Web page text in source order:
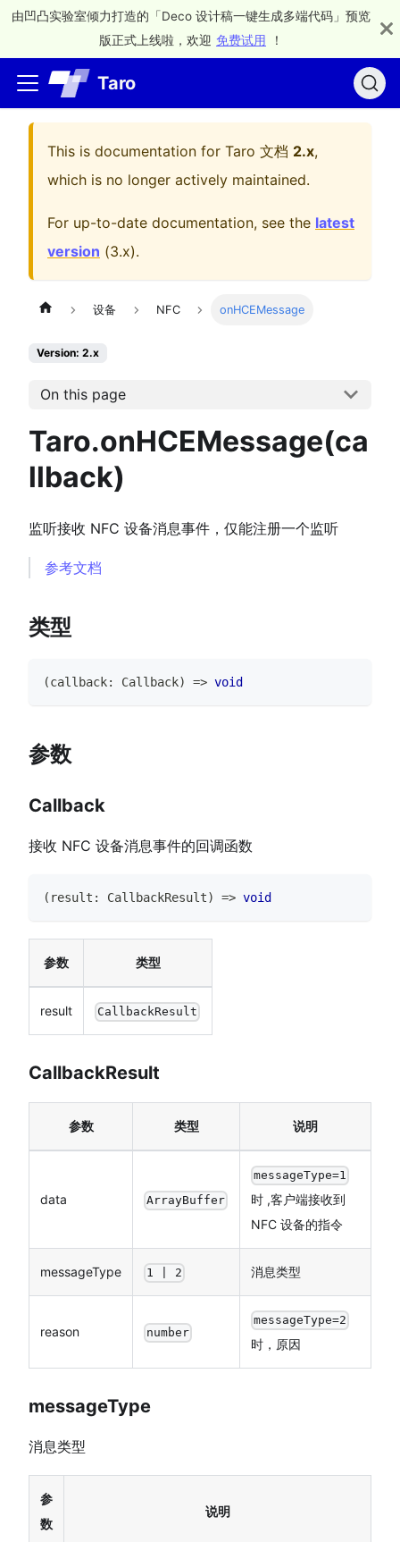
由凹凸实验室倾力打造的「Deco 设计稿一键生成多端代码」预览
版正式上线啦，欢迎 免费试用 ！
Taro
This is documentation for Taro 文档 2.x,
which is no longer actively maintained.
For up-to-date documentation, see the latest
version (3.x).
设备 NFC onHCEMessage
Version: 2.x
On this page
Taro.onHCEMessage(ca
llback)
监听接收 NFC 设备消息事件，仅能注册一个监听
参考文档
类型
(callback: Callback) => void
参数
Callback
接收 NFC 设备消息事件的回调函数
( result : CallbackResult) => void
参数 类型
result CallbackResult
CallbackResult
参数 类型 说明
data ArrayBuffer
messageType=1
时 ,客户端接收到
NFC 设备的指令
messageType 1 | 2 消息类型
reason number
messageType=2
时，原因
messageType
消息类型
参
数
说明